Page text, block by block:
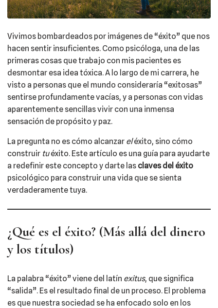
Vivimos bombardeados por imágenes de “éxito” que nos
hacen sentir insuficientes. Como psicóloga, una de las
primeras cosas que trabajo con mis pacientes es
desmontar esa idea tóxica. A lo largo de mi carrera, he
visto a personas que el mundo consideraría “exitosas”
sentirse profundamente vacías, y a personas con vidas
aparentemente sencillas vivir con una inmensa
sensación de propósito y paz.
La pregunta no es cómo alcanzar eléxito, sino cómo
construir tuéxito. Este artículo es una guía para ayudarte
a redefinir este concepto y darte las claves del éxito
psicológico para construir una vida que se sienta
verdaderamente tuya.
¿Qué es el éxito? (Más allá del dinero
y los títulos)
La palabra “éxito” viene del latín exitus, que significa
“salida”. Es el resultado final de un proceso. El problema
es que nuestra sociedad se ha enfocado solo en los